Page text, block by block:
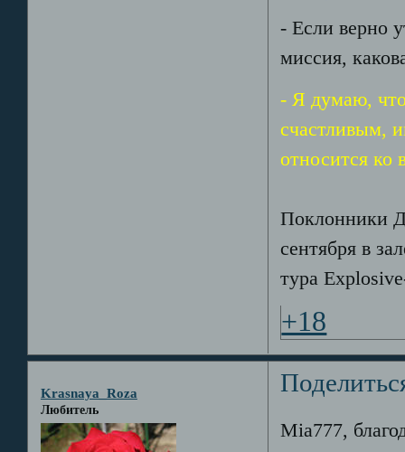
- Если верно
миссия,
- Я думаю,
счастливым,
относится
Поклонники
сентября в
тура
+18
Krasnaya_Roza
Любитель
Mia777,